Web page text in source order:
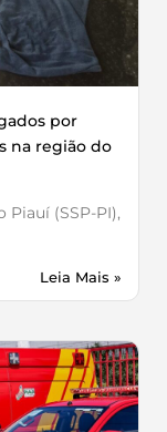
por
na região do
Piauí (SSP-PI),
Leia Mais »